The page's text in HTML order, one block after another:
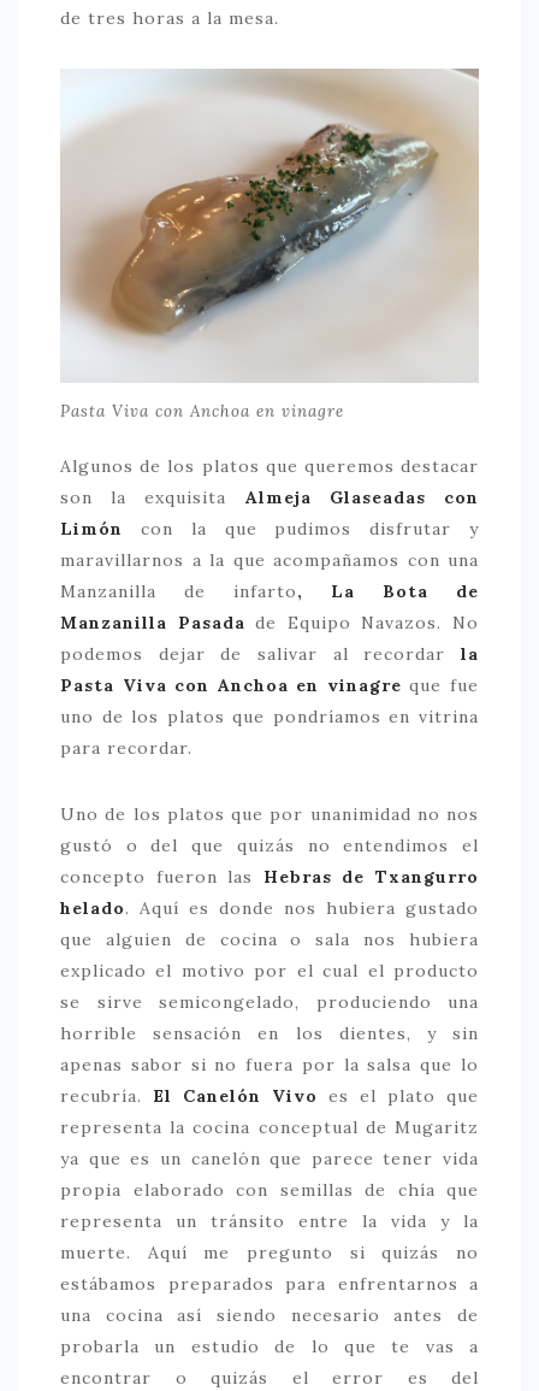
de tres horas a la mesa.
Pasta Viva con Anchoa en vinagre
Algunos de los platos que queremos destacar
son la exquisita Almeja Glaseadas con
Limón con la que pudimos disfrutar y
maravillarnos a la que acompañamos con una
Manzanilla de infarto, La Bota de
Manzanilla Pasadade Equipo Navazos. No
podemos dejar de salivar al recordar la
Pasta Viva con Anchoa en vinagre que fue
uno de los platos que pondríamos en vitrina
para recordar.
Uno de los platos que por unanimidad no nos
gustó o del que quizás no entendimos el
concepto fueron las Hebras de Txangurro
helado. Aquí es donde nos hubiera gustado
que alguien de cocina o sala nos hubiera
explicado el motivo por el cual el producto
se sirve semicongelado, produciendo una
horrible sensación en los dientes, y sin
apenas sabor si no fuera por la salsa que lo
recubría. El Canelón Vivo
es el plato que
representa la cocina conceptual de Mugaritz
ya que es un canelón que parece tener vida
propia elaborado con semillas de chía que
representa un tránsito entre la vida y la
muerte. Aquí me pregunto si quizás no
estábamos preparados para enfrentarnos a
una cocina así siendo necesario antes de
probarla un estudio de lo que te vas a
encontrar o quizás el error es del